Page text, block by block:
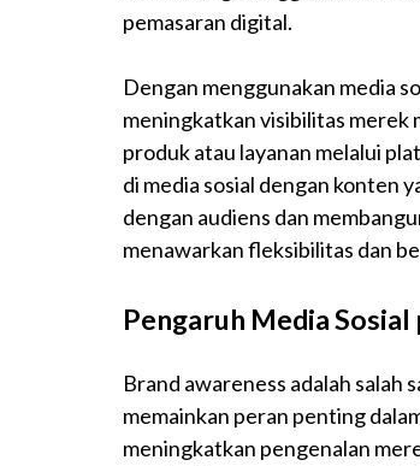
pemasaran digital.
Dengan menggunakan media
meningkatkan visibilitas merek
produk atau layanan melalui
di media sosial dengan konten
dengan audiens dan
menawarkan fleksibilitas dan
Pengaruh Media
Brand awareness adalah salah
memainkan peran penting
meningkatkan pengenalan